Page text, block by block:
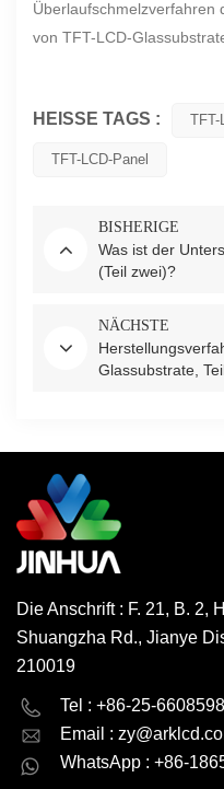
Überlaufschmelzverfahren
von TFT-LCD-
HEISSE TAGS : TFT-
TFT-LCD-Panel
BISHERIGE
Was ist der
(Teil zwei)?
NÄCHSTE
Glassubstrate,
Die Anschrift : F. 21, B. 2,
Shuangzha Rd., Jianye
210019
Tel : +86-25-
Email :
WhatsApp : +86-
English
русский
العربية